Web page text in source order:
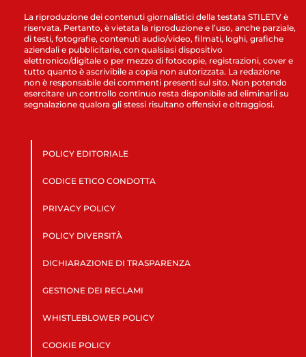
La riproduzione dei contenuti giornalistici della testata STILETV è
riservata. Pertanto, è vietata la riproduzione e l’uso, anche parziale,
di testi, fotografie, contenuti audio/video, filmati, loghi, grafiche
aziendali e pubblicitarie, con qualsiasi dispositivo
elettronico/digitale o per mezzo di fotocopie, registrazioni, cover e
tutto quanto è ascrivibile a copia non autorizzata. La redazione
non è responsabile dei commenti presenti sul sito. Non potendo
esercitare un controllo continuo resta disponibile ad eliminarli su
segnalazione qualora gli stessi risultano offensivi e oltraggiosi.
POLICY EDITORIALE
CODICE ETICO CONDOTTA
PRIVACY POLICY
POLICY DIVERSITÀ
DICHIARAZIONE DI TRASPARENZA
GESTIONE DEI RECLAMI
WHISTLEBLOWER POLICY
COOKIE POLICY